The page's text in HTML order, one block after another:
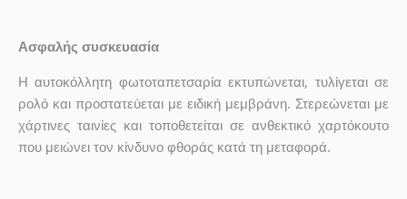
Ασφαλής συσκευασία
Η αυτοκόλλητη φωτοταπετσαρία εκτυπώνεται, τυλίγεται σε
ρολό και προστατεύεται με ειδική μεμβράνη. Στερεώνεται με
χάρτινες ταινίες και τοποθετείται σε ανθεκτικό χαρτόκουτο
που μειώνει τον κίνδυνο φθοράς κατά τη μεταφορά.